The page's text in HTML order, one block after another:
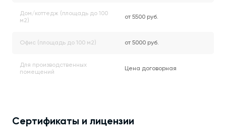
Дом/коттедж (площадь до 100
м2)
от 5500 руб.
Офис (площадь до 100 м2) от 5000 руб.
Для производственных
помещений
Цена договорная
Сертификаты и лицензии